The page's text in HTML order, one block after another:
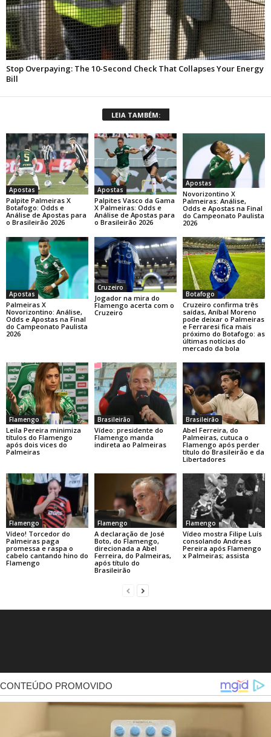
LEIA TAMBÉM:
Apostas
Palpite Palmeiras X
Botafogo: Odds e
Análise de Apostas para
o Brasileirão 2026
Apostas
Palpites Vasco da Gama
X Palmeiras: Odds e
Análise de Apostas para
o Brasileirão 2026
Apostas
Novorizontino X
Palmeiras: Análise,
Odds e Apostas na Final
do Campeonato Paulista
2026
Apostas
Palmeiras X
Novorizontino: Análise,
Odds e Apostas na Final
do Campeonato Paulista
2026
Cruzeiro
Jogador na mira do
Flamengo acerta com o
Cruzeiro
Botafogo
Cruzeiro confirma três
saídas, Aníbal Moreno
pode deixar o Palmeiras
e Ferraresi fica mais
próximo do Botafogo: as
últimas notícias do
mercado da bola
Flamengo
Leila Pereira minimiza
títulos do Flamengo
após dois vices do
Palmeiras
Brasileirão
Vídeo: presidente do
Flamengo manda
indireta ao Palmeiras
Brasileirão
Abel Ferreira, do
Palmeiras, cutuca o
Flamengo após perder
título do Brasileirão e da
Libertadores
Flamengo
Vídeo! Torcedor do
Palmeiras paga
promessa e raspa o
cabelo cantando hino do
Flamengo
Flamengo
A declaração de José
Boto, do Flamengo,
direcionada a Abel
Ferreira, do Palmeiras,
após título do
Brasileirão
Flamengo
Vídeo mostra Filipe Luís
consolando Andreas
Pereira após Flamengo
x Palmeiras; assista